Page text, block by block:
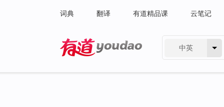
词典 翻译 有道精品课 云笔记
中英